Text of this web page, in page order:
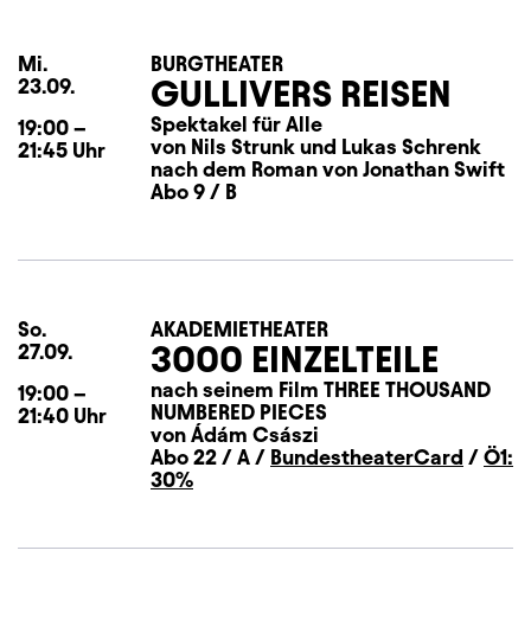
Mi.
23.09.
19:00 –
21:45 Uhr
BURGTHEATER
GULLIVERS REISEN
Spektakel für Alle
von Nils Strunk und Lukas Schrenk
nach dem Roman von Jonathan Swift
Abo 9 / B
So.
27.09.
19:00 –
21:40 Uhr
AKADEMIETHEATER
3000 EINZELTEILE
nach seinem Film THREE THOUSAND
NUMBERED PIECES
von Ádám Császi
Abo 22 / A / BundestheaterCard / Ö1:
30%